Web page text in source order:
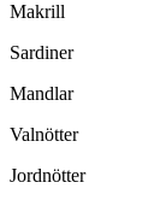
Makrill
Sardiner
Mandlar
Valnötter
Jordnötter